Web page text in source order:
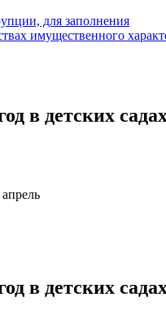
для заполнения
имущественного
в детских
в детских